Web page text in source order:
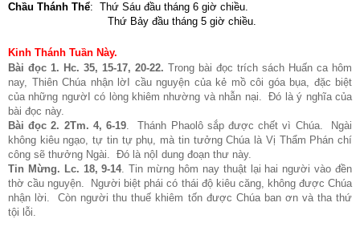
Chầu Thánh Thể: Thứ Sáu đầu tháng 6 giờ chiều.
Thứ Bảy đầu tháng 5 giờ chiều.
Kinh Thánh Tuần Này.
Bài đọc 1. Hc. 35, 15-17, 20-22. Trong bài đọc trích sách Huấn ca hôm
nay, Thiên Chúa nhận lờI cầu nguyện của kẻ mồ côi góa bụa, đặc biệt
của những ngườI có lòng khiêm nhường và nhẫn nại. Đó là ý nghĩa của
bài đọc này.
Bài đọc 2. 2Tm. 4, 6-19. Thánh Phaolô sắp được chết vì Chúa. Ngài
không kiêu ngạo, tự tin tự phụ, mà tin tưởng Chúa là Vị Thẩm Phán chí
công sẽ thưởng Ngài. Đó là nộI dung đoạn thư này.
Tin Mừng. Lc. 18, 9-14. Tin mừng hôm nay thuật lại hai người vào đền
thờ cầu nguyện. Người biệt phái có thái độ kiêu căng, không được Chúa
nhận lời. Còn người thu thuế khiêm tốn được Chúa ban ơn và tha thứ
tội lỗi.